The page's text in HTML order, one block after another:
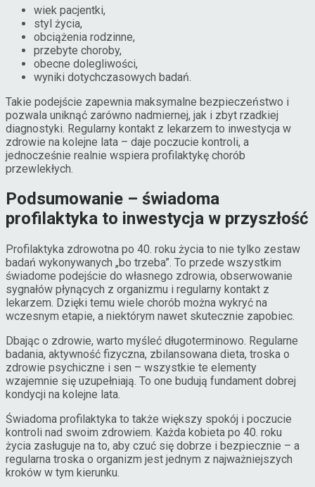
wiek pacjentki,
styl życia,
obciążenia rodzinne,
przebyte choroby,
obecne dolegliwości,
wyniki dotychczasowych badań.
Takie podejście zapewnia maksymalne bezpieczeństwo i
pozwala uniknąć zarówno nadmiernej, jak i zbyt rzadkiej
diagnostyki. Regularny kontakt z lekarzem to inwestycja w
zdrowie na kolejne lata – daje poczucie kontroli, a
jednocześnie realnie wspiera profilaktykę chorób
przewlekłych.
Podsumowanie – świadoma
profilaktyka to inwestycja w przyszłość
Profilaktyka zdrowotna po 40. roku życia to nie tylko zestaw
badań wykonywanych „bo trzeba”. To przede wszystkim
świadome podejście do własnego zdrowia, obserwowanie
sygnałów płynących z organizmu i regularny kontakt z
lekarzem. Dzięki temu wiele chorób można wykryć na
wczesnym etapie, a niektórym nawet skutecznie zapobiec.
Dbając o zdrowie, warto myśleć długoterminowo. Regularne
badania, aktywność fizyczna, zbilansowana dieta, troska o
zdrowie psychiczne i sen – wszystkie te elementy
wzajemnie się uzupełniają. To one budują fundament dobrej
kondycji na kolejne lata.
Świadoma profilaktyka to także większy spokój i poczucie
kontroli nad swoim zdrowiem. Każda kobieta po 40. roku
życia zasługuje na to, aby czuć się dobrze i bezpiecznie – a
regularna troska o organizm jest jednym z najważniejszych
kroków w tym kierunku.